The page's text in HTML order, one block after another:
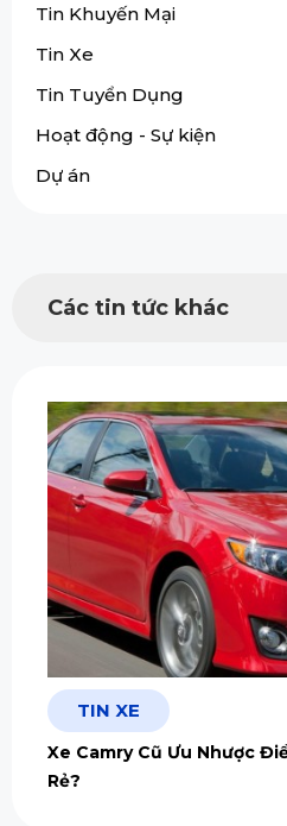
Tin Khuyến Mại
Tin Xe
Tin Tuyển Dụng
Hoạt động - Sự kiện
Dự án
Các tin tức khác
TIN XE
Xe Camry Cũ Ưu Nhược
Rẻ?